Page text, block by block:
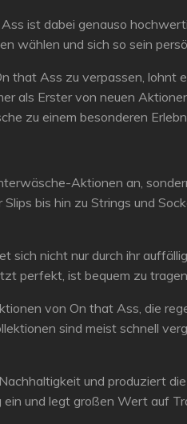
ist dabei genauso
wählen und sich so sein
that Ass zu verpassen, lohnt
als Erster von neuen
zu einem besonderen
Aktionen an,
bis hin zu Strings und
nicht nur durch ihr
perfekt, ist bequem zu
von On that Ass, die
sind meist schnell
und produziert
und legt großen Wert auf